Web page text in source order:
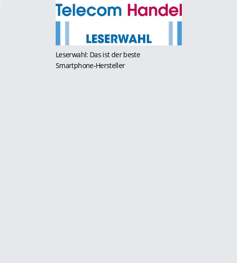
Leserwahl: Das ist der beste
Smartphone-Hersteller